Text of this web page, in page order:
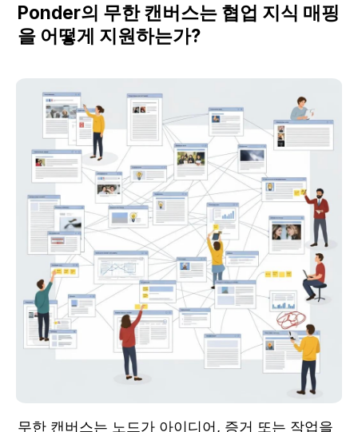
Ponder의 무한 캔버스는 협업 지식 매핑
을 어떻게 지원하는가?
무한 캔버스는 노드가 아이디어, 증거 또는 작업을